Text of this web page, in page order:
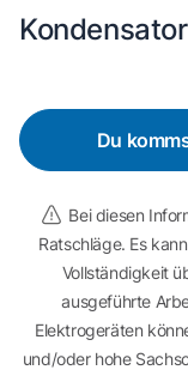
Du
Bei diesen
Ratschläge. Es
Vollständigkeit
ausgeführte
Elektrogeräten
und/oder hohe